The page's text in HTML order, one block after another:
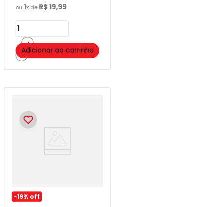
ou 1x de R$19,99
＋
－Adicionar ao carrinho
-19% off